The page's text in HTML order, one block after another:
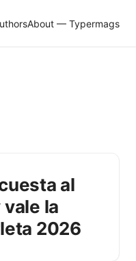
About — Typermags
al
la
2026